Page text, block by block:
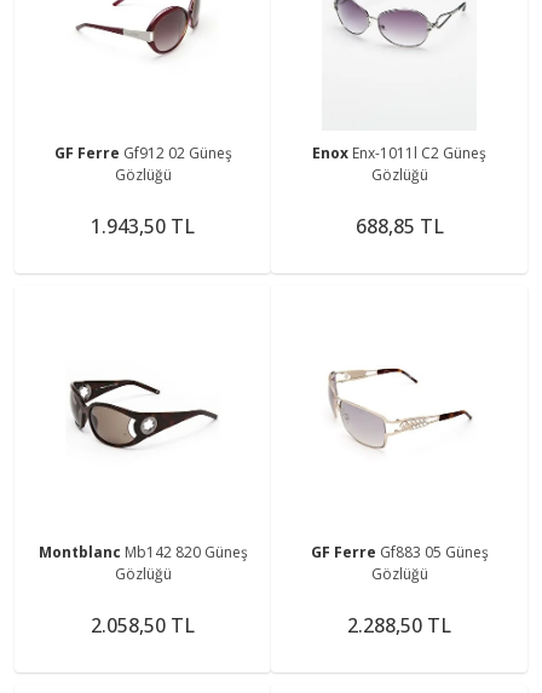
GF Ferre Gf912 02 Güneş
Gözlüğü
1.943,50 TL
Enox Enx-1011l C2 Güneş
Gözlüğü
688,85 TL
Montblanc Mb142 820 Güneş
Gözlüğü
2.058,50 TL
GF Ferre Gf883 05 Güneş
Gözlüğü
2.288,50 TL